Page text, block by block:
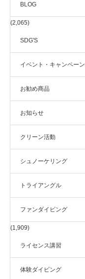
BLOG
(2,065)
SDG'S
イベント・キャンペーン
お勧め商品
お知らせ
クリーン活動
シュノーケリング
トライアングル
ファンダイビング
(1,909)
ライセンス講習
体験ダイビング